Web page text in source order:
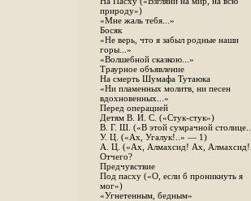
природу»)
«Мне жаль тебя...»
Босяк
«Не верь, что я забыл родные наши
горы...»
«Волшебной сказкою...»
Траурное объявление
На смерть Шумафа Тутаюка
«Ни пламенных молитв, ни песен
вдохновенных...»
Перед операцией
Детям В. И. С. («Стук-стук»)
В. Г. Ш. («В этой сумрачной
У. Ц. («Ах, Угалук!..» — 1)
А. Ц. («Ах, Алмахсид! Ах,
Отчего?
Предчувствие
Под пасху («О, если б проникнуть я
мог»)
«Угнетенным, бедным»